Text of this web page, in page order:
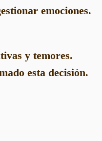
emociones.
y temores.
esta decisión.